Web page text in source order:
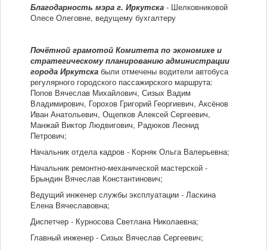
Благодарность мэра г. Иркутска - Шелковниковой
Олесе Олеговне, ведущему бухгалтеру
Почётной грамотой Комитета по экономике и
стратегическому планированию администрации
города Иркутска были отмечены водители автобуса
регулярного городского пассажирского маршрута:
Попов Вячеслав Михайлович, Сизых Вадим
Владимирович, Горохов Григорий Георгиевич, Аксёнов
Иван Анатольевич, Ощепков Алексей Сергеевич,
Манжай Виктор Людвигович, Радюков Леонид
Петрович;
Начальник отдела кадров - Корняк Ольга Валерьевна;
Начальник ремонтно-механической мастерской -
Брындин Вячеслав Константинович;
Ведущий инженер службы эксплуатации - Ласкина
Елена Вячеславовна;
Диспетчер - Курносова Светлана Николаевна;
Главный инженер - Сизых Вячеслав Сергеевич;